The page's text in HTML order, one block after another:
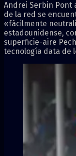
Andrei Serbin Pont
de la red se
«fácilmente
estadounidense,
superficie-aire
tecnología data de